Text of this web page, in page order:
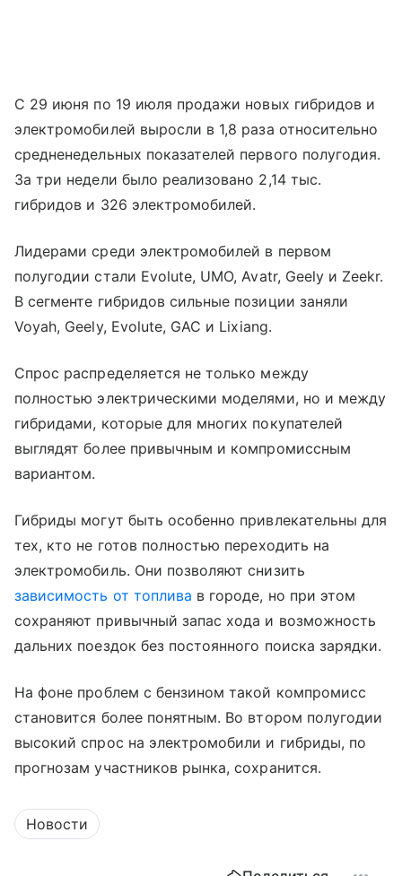
С 29 июня по 19 июля продажи новых гибридов и
электромобилей выросли в 1,8 раза относительно
средненедельных показателей первого полугодия.
За три недели было реализовано 2,14 тыс.
гибридов и 326 электромобилей.
Лидерами среди электромобилей в первом
полугодии стали Evolute, UMO, Avatr, Geely и Zeekr.
В сегменте гибридов сильные позиции заняли
Voyah, Geely, Evolute, GAC и Lixiang.
Спрос распределяется не только между
полностью электрическими моделями, но и между
гибридами, которые для многих покупателей
выглядят более привычным и компромиссным
вариантом.
Гибриды могут быть особенно привлекательны для
тех, кто не готов полностью переходить на
электромобиль. Они позволяют снизить
зависимость от топлива в городе, но при этом
сохраняют привычный запас хода и возможность
дальних поездок без постоянного поиска зарядки.
На фоне проблем с бензином такой компромисс
становится более понятным. Во втором полугодии
высокий спрос на электромобили и гибриды, по
прогнозам участников рынка, сохранится.
Новости